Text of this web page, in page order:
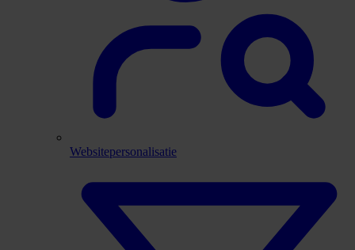
Websitepersonalisatie